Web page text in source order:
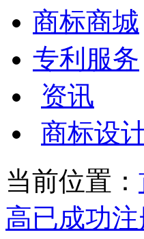
商标商城
专利服务
资讯
商标设
当前位置：
高已成功